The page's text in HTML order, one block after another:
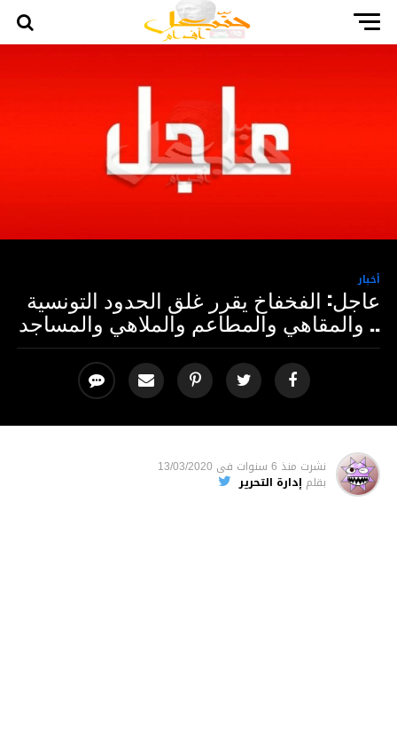
أخبار
عاجل: الفخفاخ يقرر غلق الحدود التونسية
.. والمقاهي والمطاعم والملاهي والمساجد
نشرت منذ 6 سنوات فى 13/03/2020
بقلم إدارة التحرير